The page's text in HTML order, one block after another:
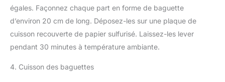
égales. Façonnez chaque part en forme de baguette
d’environ 20 cm de long. Déposez-les sur une plaque de
cuisson recouverte de papier sulfurisé. Laissez-les lever
pendant 30 minutes à température ambiante.
4. Cuisson des baguettes